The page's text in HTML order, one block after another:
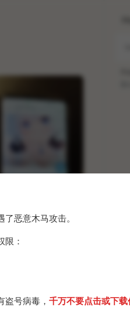
恶意木马攻击。
限：
号病毒， 千万不要点击或下载